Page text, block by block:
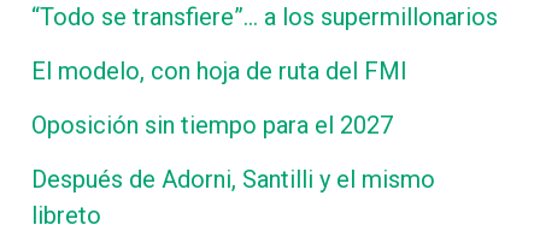
“Todo se transfiere”… a los supermillonarios
El modelo, con hoja de ruta del FMI
Oposición sin tiempo para el 2027
Después de Adorni, Santilli y el mismo
libreto